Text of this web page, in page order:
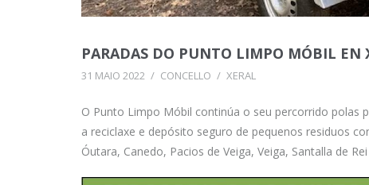
PARADAS DO PUNTO LIMPO MÓBIL EN
31 MAIO 2022 / CONCELLO / XERAL
O Punto Limpo Móbil continúa o seu percorrido polas
a reciclaxe e depósito seguro de pequenos residuos
Óutara, Canedo, Pacios de Veiga, Veiga, Santalla de